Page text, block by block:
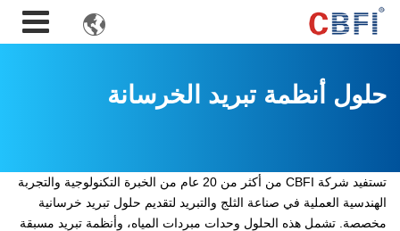

حلول أنظمة تبريد الخرسانة
تستفيد شركة CBFI من أكثر من 20 عام من الخبرة التكنولوجية والتجربة
الهندسية العملية في صناعة الثلج والتبريد لتقديم حلول تبريد خرسانية
مخصصة. تشمل هذه الحلول وحدات مبردات المياه، وأنظمة تبريد مسبقة